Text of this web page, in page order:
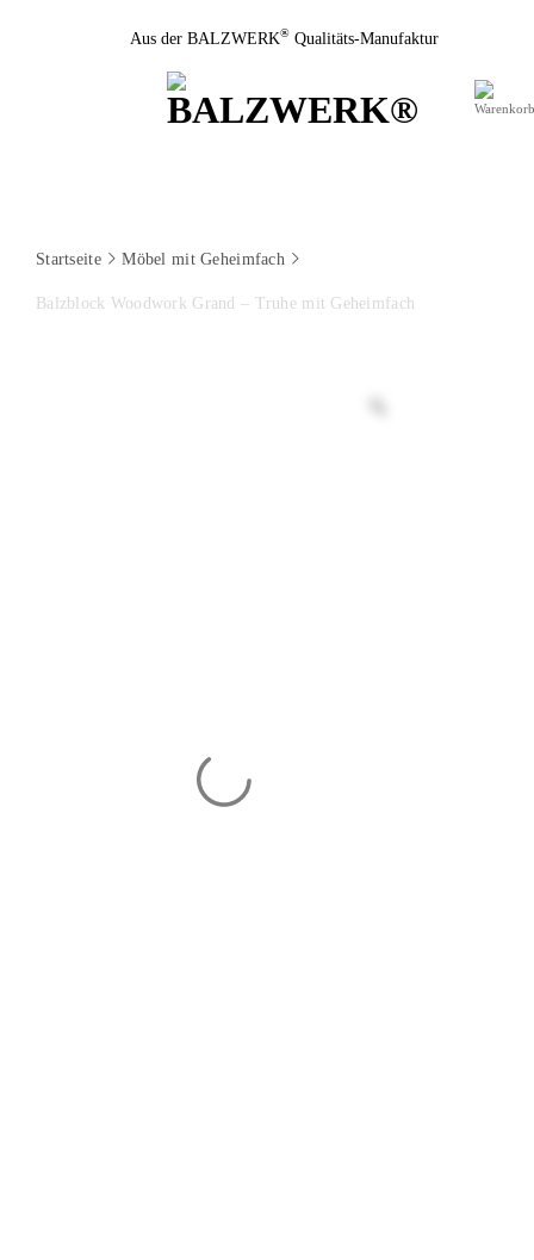
Aus der BALZWERK®Qualitäts-Manufaktur
Startseite Möbel mit Geheimfach
Balzblock Woodwork Grand – Truhe mit Geheimfach